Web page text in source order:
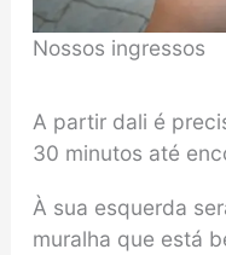
Nossos ingressos
A partir dali é
30 minutos até
À sua esquerda
muralha que está